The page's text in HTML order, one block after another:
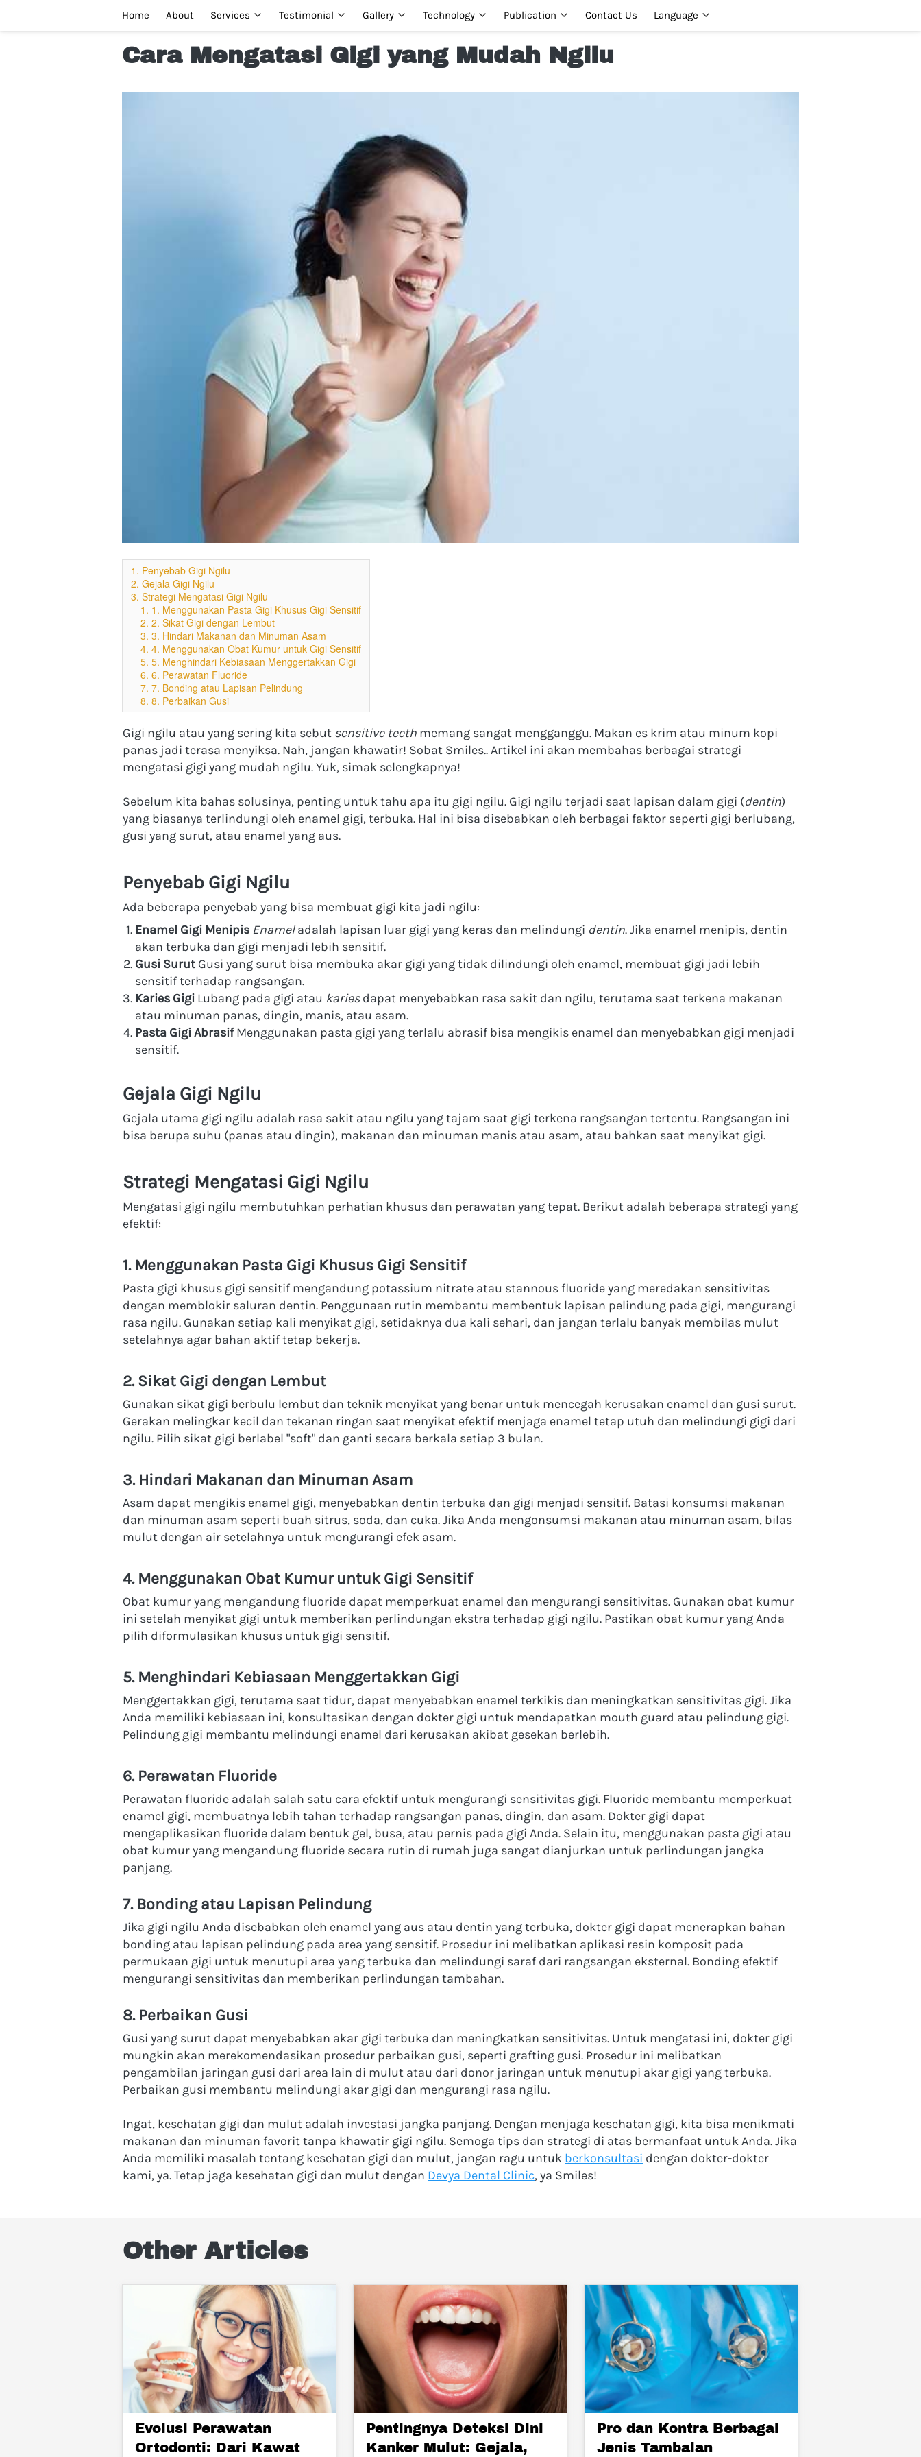
Home About Services Testimonial Gallery Technology Publication Contact Us Language
Cara Mengatasi Gigi yang Mudah Ngilu
1. Penyebab Gigi Ngilu
2. Gejala Gigi Ngilu
3. Strategi Mengatasi Gigi Ngilu
1. 1. Menggunakan Pasta Gigi Khusus Gigi Sensitif
2. 2. Sikat Gigi dengan Lembut
3. 3. Hindari Makanan dan Minuman Asam
4. 4. Menggunakan Obat Kumur untuk Gigi Sensitif
5. 5. Menghindari Kebiasaan Menggertakkan Gigi
6. 6. Perawatan Fluoride
7. 7. Bonding atau Lapisan Pelindung
8. 8. Perbaikan Gusi
Gigi ngilu atau yang sering kita sebut sensitive teeth memang sangat mengganggu. Makan es krim atau minum kopi
panas jadi terasa menyiksa. Nah, jangan khawatir! Sobat Smiles.. Artikel ini akan membahas berbagai strategi
mengatasi gigi yang mudah ngilu. Yuk, simak selengkapnya!
Sebelum kita bahas solusinya, penting untuk tahu apa itu gigi ngilu. Gigi ngilu terjadi saat lapisan dalam gigi (dentin)
yang biasanya terlindungi oleh enamel gigi, terbuka. Hal ini bisa disebabkan oleh berbagai faktor seperti gigi berlubang,
gusi yang surut, atau enamel yang aus.
Penyebab Gigi Ngilu
Ada beberapa penyebab yang bisa membuat gigi kita jadi ngilu:
Enamel Gigi Menipis Enamel adalah lapisan luar gigi yang keras dan melindungi dentin. Jika enamel menipis, dentin
akan terbuka dan gigi menjadi lebih sensitif.
Gusi Surut Gusi yang surut bisa membuka akar gigi yang tidak dilindungi oleh enamel, membuat gigi jadi lebih
sensitif terhadap rangsangan.
Karies Gigi Lubang pada gigi atau karies dapat menyebabkan rasa sakit dan ngilu, terutama saat terkena makanan
atau minuman panas, dingin, manis, atau asam.
Pasta Gigi Abrasif Menggunakan pasta gigi yang terlalu abrasif bisa mengikis enamel dan menyebabkan gigi menjadi
sensitif.
Gejala Gigi Ngilu
Gejala utama gigi ngilu adalah rasa sakit atau ngilu yang tajam saat gigi terkena rangsangan tertentu. Rangsangan ini
bisa berupa suhu (panas atau dingin), makanan dan minuman manis atau asam, atau bahkan saat menyikat gigi.
Strategi Mengatasi Gigi Ngilu
Mengatasi gigi ngilu membutuhkan perhatian khusus dan perawatan yang tepat. Berikut adalah beberapa strategi yang
efektif:
1. Menggunakan Pasta Gigi Khusus Gigi Sensitif
Pasta gigi khusus gigi sensitif mengandung potassium nitrate atau stannous fluoride yang meredakan sensitivitas
dengan memblokir saluran dentin. Penggunaan rutin membantu membentuk lapisan pelindung pada gigi, mengurangi
rasa ngilu. Gunakan setiap kali menyikat gigi, setidaknya dua kali sehari, dan jangan terlalu banyak membilas mulut
setelahnya agar bahan aktif tetap bekerja.
2. Sikat Gigi dengan Lembut
Gunakan sikat gigi berbulu lembut dan teknik menyikat yang benar untuk mencegah kerusakan enamel dan gusi surut.
Gerakan melingkar kecil dan tekanan ringan saat menyikat efektif menjaga enamel tetap utuh dan melindungi gigi dari
ngilu. Pilih sikat gigi berlabel "soft" dan ganti secara berkala setiap 3 bulan.
3. Hindari Makanan dan Minuman Asam
Asam dapat mengikis enamel gigi, menyebabkan dentin terbuka dan gigi menjadi sensitif. Batasi konsumsi makanan
dan minuman asam seperti buah sitrus, soda, dan cuka. Jika Anda mengonsumsi makanan atau minuman asam, bilas
mulut dengan air setelahnya untuk mengurangi efek asam.
4. Menggunakan Obat Kumur untuk Gigi Sensitif
Obat kumur yang mengandung fluoride dapat memperkuat enamel dan mengurangi sensitivitas. Gunakan obat kumur
ini setelah menyikat gigi untuk memberikan perlindungan ekstra terhadap gigi ngilu. Pastikan obat kumur yang Anda
pilih diformulasikan khusus untuk gigi sensitif.
5. Menghindari Kebiasaan Menggertakkan Gigi
Menggertakkan gigi, terutama saat tidur, dapat menyebabkan enamel terkikis dan meningkatkan sensitivitas gigi. Jika
Anda memiliki kebiasaan ini, konsultasikan dengan dokter gigi untuk mendapatkan mouth guard atau pelindung gigi.
Pelindung gigi membantu melindungi enamel dari kerusakan akibat gesekan berlebih.
6. Perawatan Fluoride
Perawatan fluoride adalah salah satu cara efektif untuk mengurangi sensitivitas gigi. Fluoride membantu memperkuat
enamel gigi, membuatnya lebih tahan terhadap rangsangan panas, dingin, dan asam. Dokter gigi dapat
mengaplikasikan fluoride dalam bentuk gel, busa, atau pernis pada gigi Anda. Selain itu, menggunakan pasta gigi atau
obat kumur yang mengandung fluoride secara rutin di rumah juga sangat dianjurkan untuk perlindungan jangka
panjang.
7. Bonding atau Lapisan Pelindung
Jika gigi ngilu Anda disebabkan oleh enamel yang aus atau dentin yang terbuka, dokter gigi dapat menerapkan bahan
bonding atau lapisan pelindung pada area yang sensitif. Prosedur ini melibatkan aplikasi resin komposit pada
permukaan gigi untuk menutupi area yang terbuka dan melindungi saraf dari rangsangan eksternal. Bonding efektif
mengurangi sensitivitas dan memberikan perlindungan tambahan.
8. Perbaikan Gusi
Gusi yang surut dapat menyebabkan akar gigi terbuka dan meningkatkan sensitivitas. Untuk mengatasi ini, dokter gigi
mungkin akan merekomendasikan prosedur perbaikan gusi, seperti grafting gusi. Prosedur ini melibatkan
pengambilan jaringan gusi dari area lain di mulut atau dari donor jaringan untuk menutupi akar gigi yang terbuka.
Perbaikan gusi membantu melindungi akar gigi dan mengurangi rasa ngilu.
Ingat, kesehatan gigi dan mulut adalah investasi jangka panjang. Dengan menjaga kesehatan gigi, kita bisa menikmati
makanan dan minuman favorit tanpa khawatir gigi ngilu. Semoga tips dan strategi di atas bermanfaat untuk Anda. Jika
Anda memiliki masalah tentang kesehatan gigi dan mulut, jangan ragu untuk berkonsultasi dengan dokter-dokter
kami, ya. Tetap jaga kesehatan gigi dan mulut dengan Devya Dental Clinic, ya Smiles!
Other Articles
Evolusi Perawatan
Ortodonti: Dari Kawat
Pentingnya Deteksi Dini
Kanker Mulut: Gejala,
Pro dan Kontra Berbagai
Jenis Tambalan